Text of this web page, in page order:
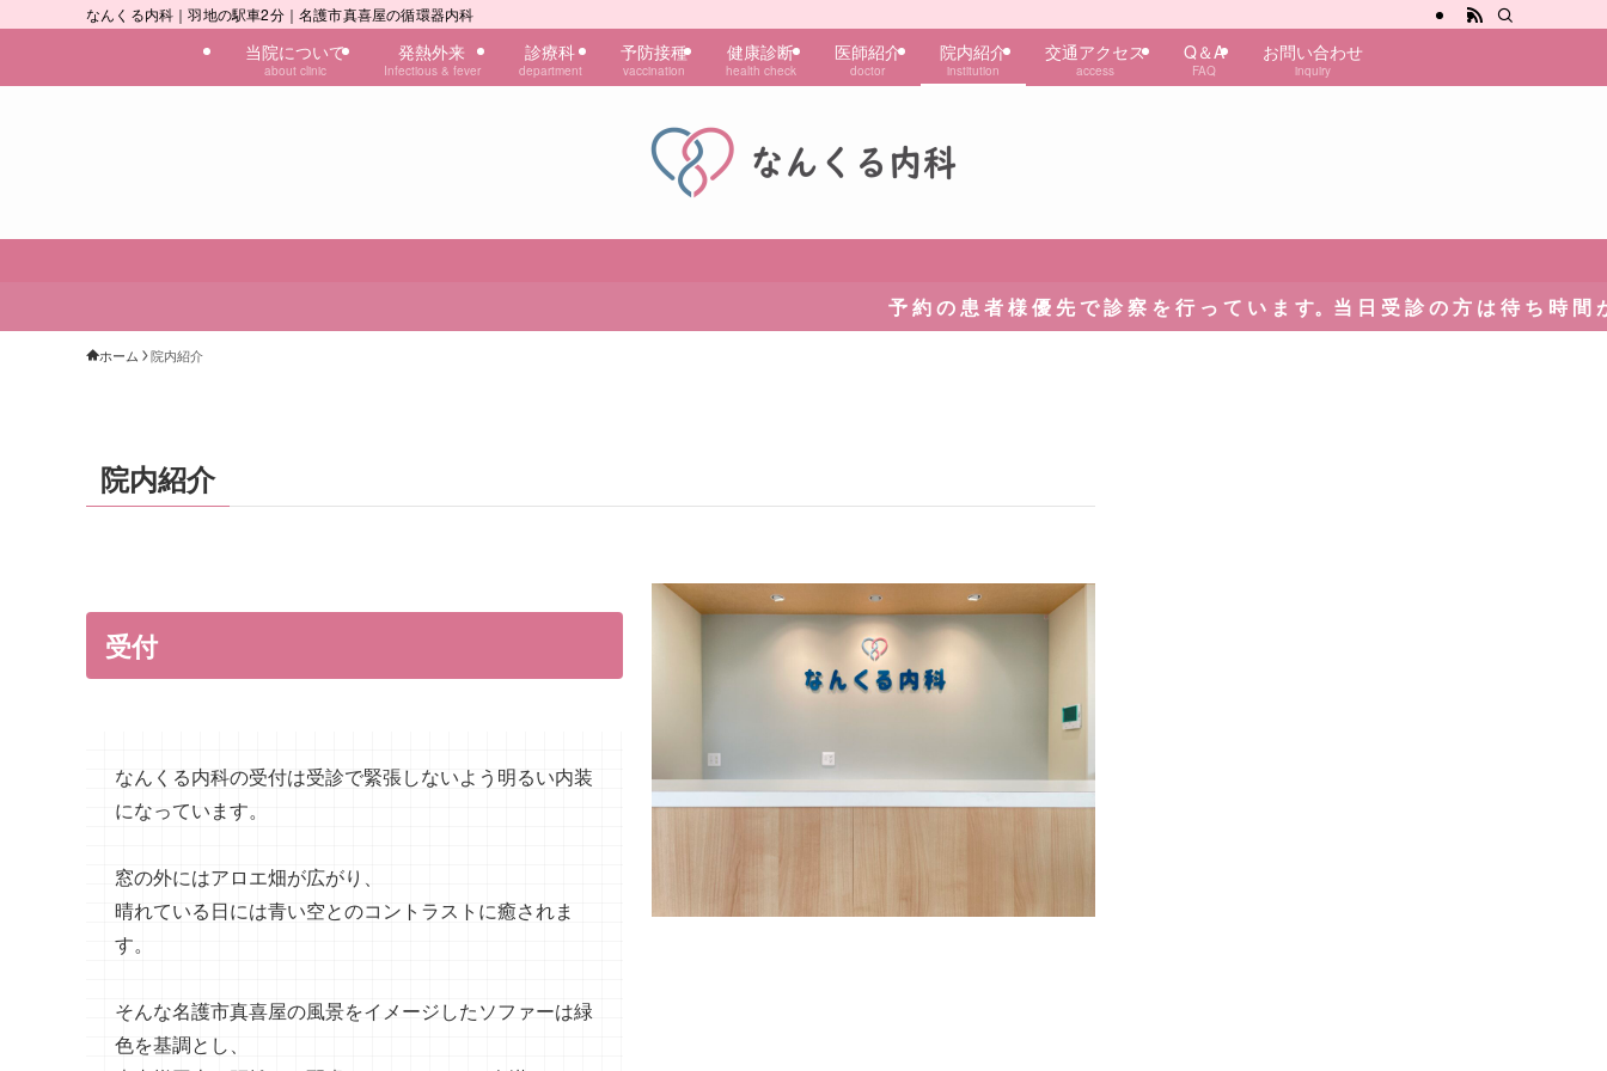
なんくる内科｜羽地の駅車2分｜名護市真喜屋の循環器内科
当院について
about clinic
発熱外来
Infectious & fever
診療科
department
予防接種
vaccination
健康診断
health check
医師紹介
doctor
院内紹介
institution
交通アクセス
access
Q＆A
FAQ
お問い合わせ
inquiry
予 約 の 患 者 様 優 先 で 診 察 を 行 っ て い ま す。当 日 受 診 の 方 は 待 ち 時 間 が 発 生 い た
ホーム 院内紹介
院内紹介
受付
なんくる内科の受付は受診で緊張しないよう明るい内装
になっています。
窓の外にはアロエ畑が広がり、
晴れている日には青い空とのコントラストに癒されま
す。
そんな名護市真喜屋の風景をイメージしたソファーは緑
色を基調とし、